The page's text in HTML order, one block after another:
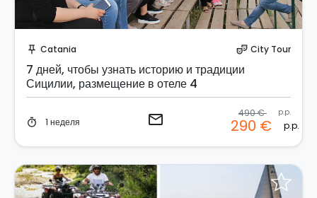
push_pin Catania theater_comedy City Tour
7 дней, чтобы узнать историю и традиции
Сицилии, размещение в отеле 4
timer 1 неделя email 490 € p.p.
290 € p.p.